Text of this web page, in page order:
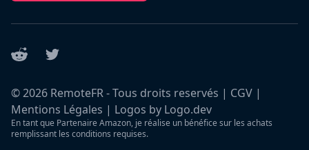
Reddit Twitter
©2026 RemoteFR - Tous droits reservés | CGV |
Mentions Légales | Logos by Logo.dev
En tant que Partenaire Amazon, je réalise un bénéfice sur les achats
remplissant les conditions requises.